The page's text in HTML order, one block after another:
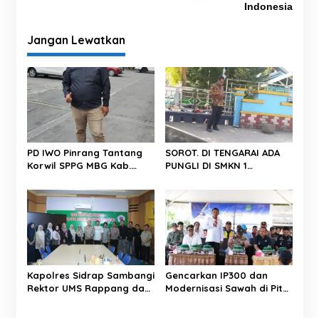
a
s
i
p
o
s
Indonesia
Jangan Lewatkan
PD IWO Pinrang Tantang
Korwil SPPG MBG Kab.
Professional Dan Tegas
Dalam Bertindak
SOROT. DI TENGARAI ADA
PUNGLI DI SMKN 1
Kapolres Sidrap Sambangi
Rektor UMS Rappang dan
Gencarkan IP300 dan
Modernisasi Sawah di Pitu